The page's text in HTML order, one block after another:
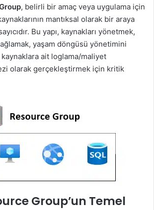
, belirli bir amaç veya uygulama için
mantıksal olarak bir araya
Bu yapı, kaynakları yönetmek,
yaşam döngüsü yönetimini
ait loglama/maliyet
olarak gerçekleştirmek için kritik
Group’un Temel